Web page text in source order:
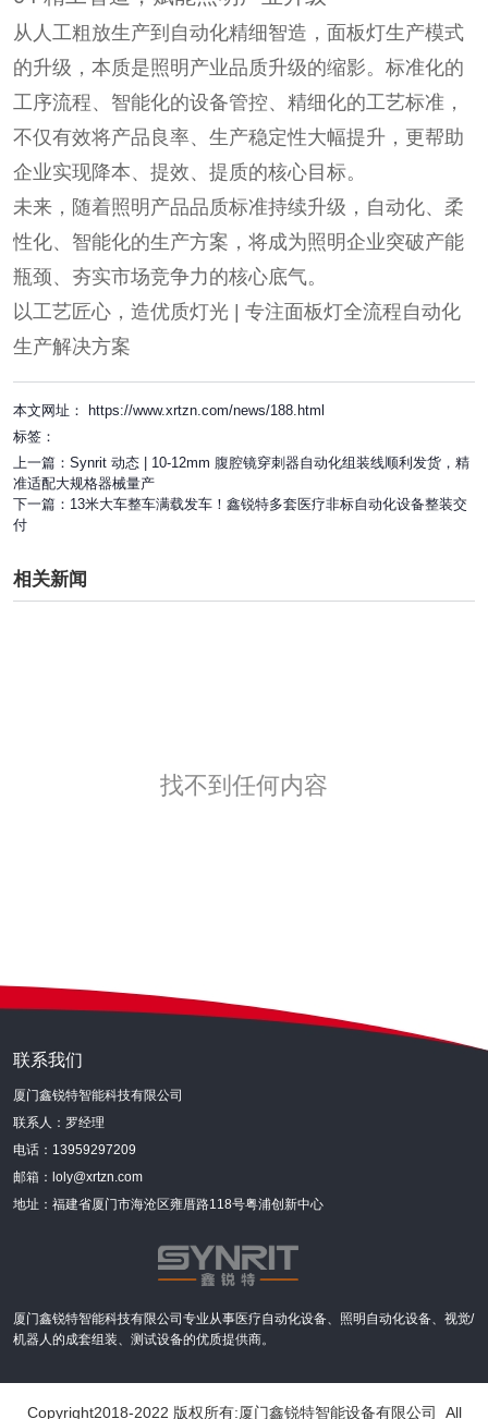
从人工粗放生产到自动化精细智造，面板灯生产模式
的升级，本质是照明产业品质升级的缩影。标准化的
工序流程、智能化的设备管控、精细化的工艺标准，
不仅有效将产品良率、生产稳定性大幅提升，更帮助
企业实现降本、提效、提质的核心目标。
未来，随着照明产品品质标准持续升级，自动化、柔
性化、智能化的生产方案，将成为照明企业突破产能
瓶颈、夯实市场竞争力的核心底气。
以工艺匠心，造优质灯光 | 专注面板灯全流程自动化
生产解决方案
本文网址： https://www.xrtzn.com/news/188.html
标签：
上一篇： Synrit 动态 | 10-12mm 腹腔镜穿刺器自动化组装线顺利发货，精
准适配大规格器械量产
下一篇： 13米大车整车满载发车！鑫锐特多套医疗非标自动化设备整装交
付
相关新闻
找不到任何内容
联系我们
厦门鑫锐特智能科技有限公司
联系人：罗经理
电话：13959297209
邮箱：loly@xrtzn.com
地址：福建省厦门市海沧区雍厝路118号粤浦创新中心
厦门鑫锐特智能科技有限公司专业从事医疗自动化设备、照明自动化设备、视觉/
机器人的成套组装、测试设备的优质提供商。
Copyright2018-2022 版权所有:厦门鑫锐特智能设备有限公司 All